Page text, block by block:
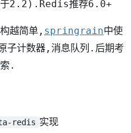
2.2).Redis推荐6.0+
越简单, springrain中使
计数器,消息队列.后期考
.
redis 实现